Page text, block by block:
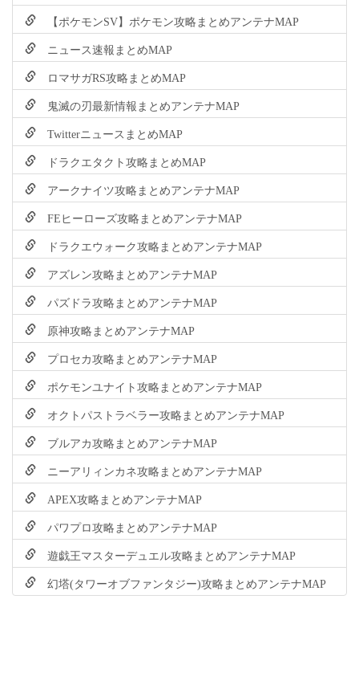
【ポケモンSV】ポケモン攻略まとめアンテナMAP
ニュース速報まとめMAP
ロマサガRS攻略まとめMAP
鬼滅の刃最新情報まとめアンテナMAP
TwitterニュースまとめMAP
ドラクエタクト攻略まとめMAP
アークナイツ攻略まとめアンテナMAP
FEヒーローズ攻略まとめアンテナMAP
ドラクエウォーク攻略まとめアンテナMAP
アズレン攻略まとめアンテナMAP
パズドラ攻略まとめアンテナMAP
原神攻略まとめアンテナMAP
プロセカ攻略まとめアンテナMAP
ポケモンユナイト攻略まとめアンテナMAP
オクトパストラベラー攻略まとめアンテナMAP
ブルアカ攻略まとめアンテナMAP
ニーアリィンカネ攻略まとめアンテナMAP
APEX攻略まとめアンテナMAP
パワプロ攻略まとめアンテナMAP
遊戯王マスターデュエル攻略まとめアンテナMAP
幻塔(タワーオブファンタジー)攻略まとめアンテナMAP